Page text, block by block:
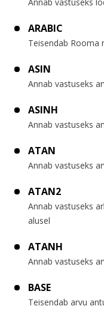
ARABIC
Teisendab Rooma
ASIN
Annab vastuseks
ASINH
Annab vastuseks
ATAN
Annab vastuseks
ATAN2
Annab vastuseks
alusel
ATANH
Annab vastuseks
BASE
Teisendab arvu